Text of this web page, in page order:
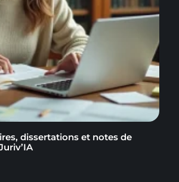
dissertations et notes de